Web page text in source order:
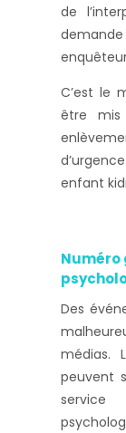
de
C’est le
être mis
enfant
Numéro
Des
médias.
peuvent